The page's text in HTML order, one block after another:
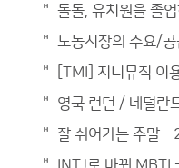
돌돌, 유치원을 졸
노동시장의 수요/
[TMI] 지니뮤직 이
영국 런던 / 네덜란
잘 쉬어가는 주말 -